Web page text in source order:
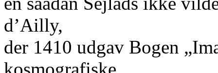
d’Ailly,
der 1410 udgav Bogen